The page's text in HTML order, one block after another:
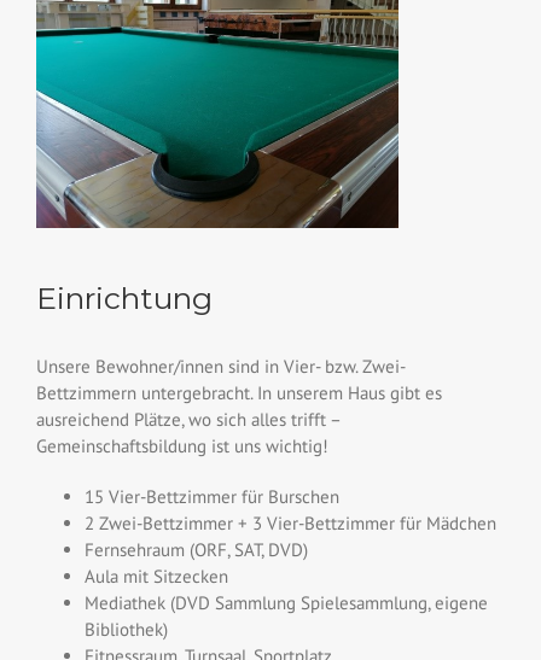
Einrichtung
Unsere Bewohner/innen sind in Vier- bzw. Zwei-
Bettzimmern untergebracht. In unserem Haus gibt es
ausreichend Plätze, wo sich alles trifft –
Gemeinschaftsbildung ist uns wichtig!
15 Vier-Bettzimmer für Burschen
2 Zwei-Bettzimmer + 3 Vier-Bettzimmer für Mädchen
Fernsehraum (ORF, SAT, DVD)
Aula mit Sitzecken
Mediathek (DVD Sammlung Spielesammlung, eigene
Bibliothek)